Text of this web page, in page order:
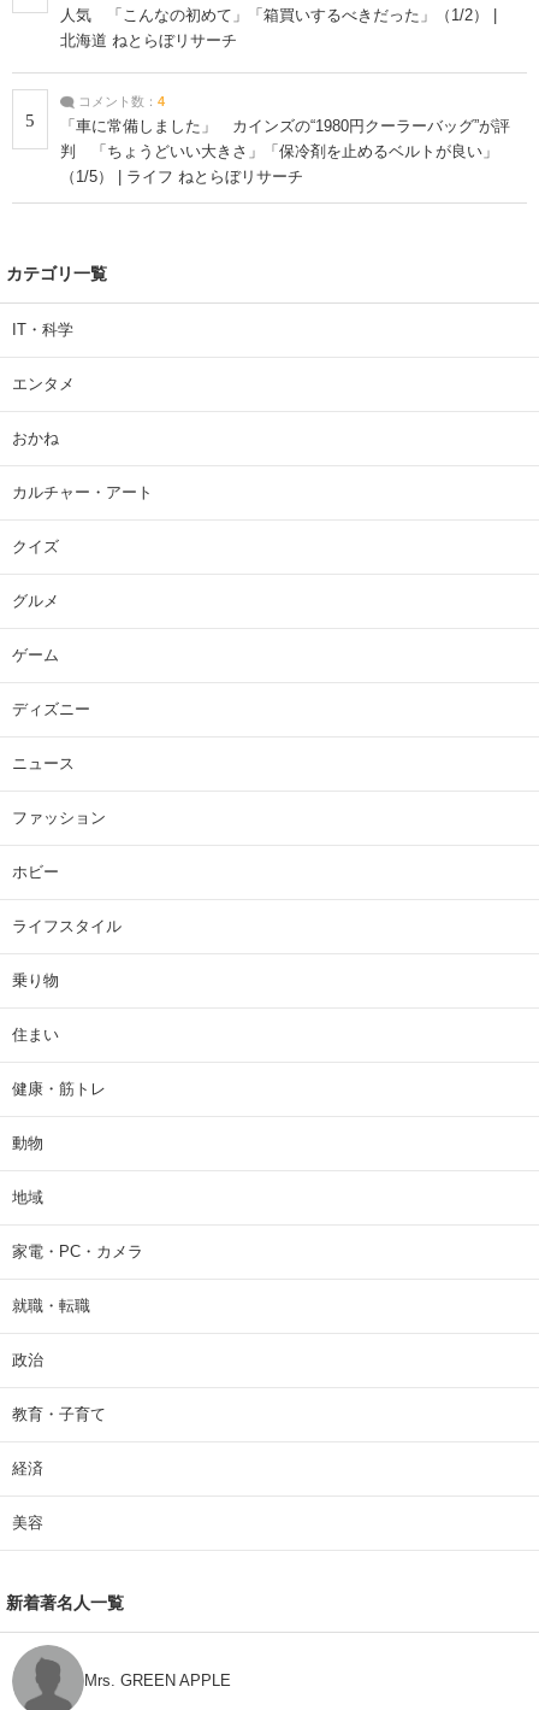
人気 「こんなの初めて」「箱買いするべきだった」（1/2） |
北海道 ねとらぼリサーチ
5
コメント数： 4
「車に常備しました」 カインズの“1980円クーラーバッグ”が評
判 「ちょうどいい大きさ」「保冷剤を止めるベルトが良い」
（1/5） | ライフ ねとらぼリサーチ
カテゴリ一覧
IT・科学
エンタメ
おかね
カルチャー・アート
クイズ
グルメ
ゲーム
ディズニー
ニュース
ファッション
ホビー
ライフスタイル
乗り物
住まい
健康・筋トレ
動物
地域
家電・PC・カメラ
就職・転職
政治
教育・子育て
経済
美容
新着著名人一覧
Mrs. GREEN APPLE